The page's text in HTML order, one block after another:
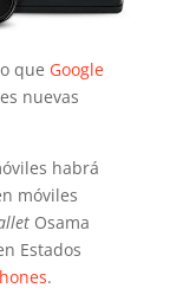
que Google
nuevas
habrá
móviles
Osama
Estados
.